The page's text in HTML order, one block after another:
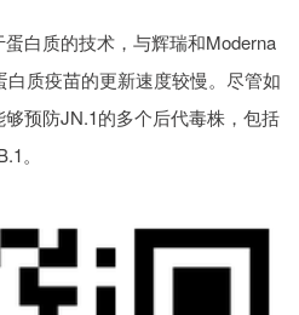
白质的技术，与辉瑞和Moderna
质疫苗的更新速度较慢。尽管如
预防JN.1的多个后代毒株，包括
。